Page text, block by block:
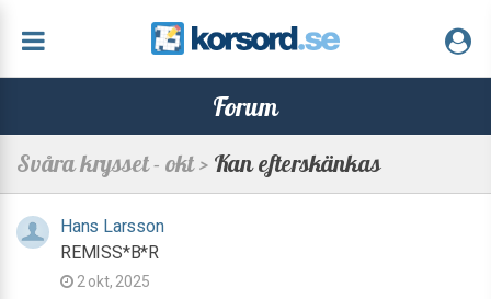
Forum
Svåra krysset - okt >Kan efterskänkas
Hans Larsson
REMISS*B*R
2 okt, 2025